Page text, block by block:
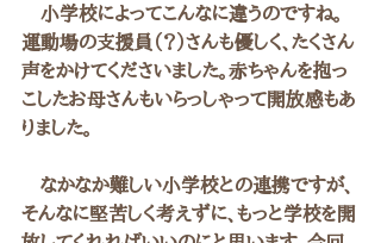
小学校によってこんなに違うのですね。
運動場の支援員（？）さんも優しく、たくさん
声をかけてくださいました。赤ちゃんを抱っ
こしたお母さんもいらっしゃって開放感もあ
りました。
なかなか難しい小学校との連携ですが、
そんなに堅苦しく考えずに、もっと学校を開